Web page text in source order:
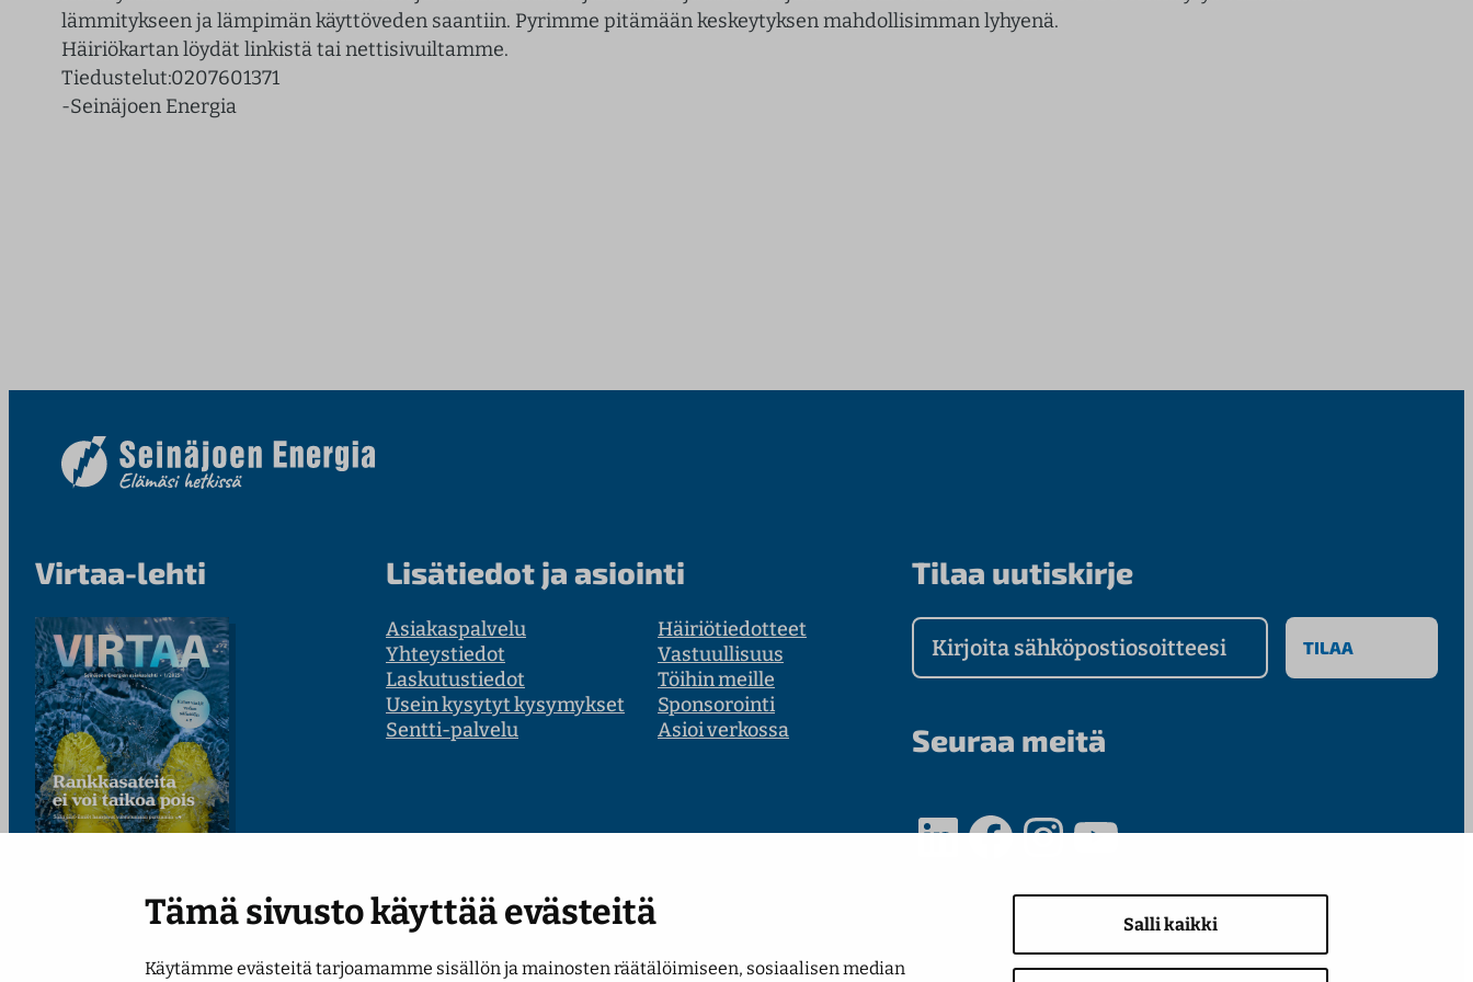
Tämä sivusto käyttää evästeitä
Käytämme evästeitä tarjoamamme sisällön ja mainosten räätälöimiseen, sosiaalisen median
Salli kaikki
lämmitykseen ja lämpimän käyttöveden saantiin. Pyrimme pitämään keskeytyksen mahdollisimman lyhyenä.
Häiriökartan löydät linkistä tai nettisivuiltamme.
Tiedustelut:0207601371
-Seinäjoen Energia
Virtaa-lehti
Lue uusin numero
Lisätiedot ja asiointi
Asiakaspalvelu
Yhteystiedot
Laskutustiedot
Usein kysytyt kysymykset
Sentti-palvelu
Häiriötiedotteet
Vastuullisuus
Töihin meille
Sponsorointi
Asioi verkossa
Tilaa uutiskirje
Kirjoita sähköpostiosoitteesi
Seuraa meitä
LinkedIn Facebook InstagramYouTube